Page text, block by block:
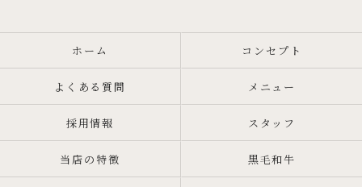
ホーム コンセプト
よくある質問 メニュー
採用情報 スタッフ
当店の特徴 黒毛和牛